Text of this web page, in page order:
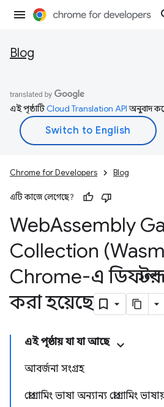
Blog
এই পৃষ্ঠাটিCloud Translation APIঅনুবাদ
Chrome for Developers Blog
এটি কাজে লেগেছে?
WebAssembly
Collection (Wasm
Chrome-এ
করা হয়েছে
এই পৃষ্ঠায় যা যা আছে
আবর্জনা সংগ্রহ
প্রোগ্রামিং ভাষা অন্যান্য প্রোগ্রামিং